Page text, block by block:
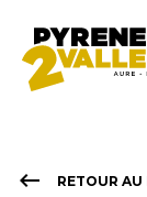
contenu
keyboard_backspace RETOUR AU